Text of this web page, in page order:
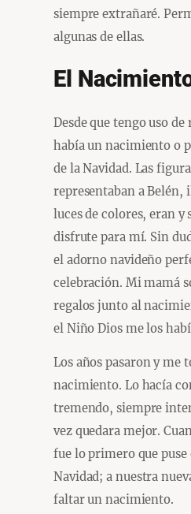
siempre extrañaré.
algunas de ellas.
El
Desde que tengo uso
había un nacimiento o
de la Navidad. Las
representaban a Belén,
luces de colores, eran y
disfrute para mí. Sin
el adorno navideño
celebración. Mi mamá
regalos junto al
el Niño Dios me los
Los años pasaron y me
nacimiento. Lo hacía
tremendo, siempre
vez quedara mejor.
fue lo primero que puse
Navidad; a nuestra
faltar un nacimiento.